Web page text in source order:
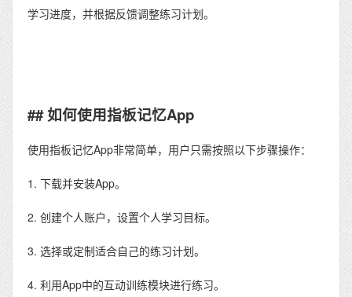
学习进度，并根据反馈调整练习计划。
## 如何使用指板记忆App
使用指板记忆App非常简单，用户只需按照以下步骤操作：
1. 下载并安装App。
2. 创建个人账户，设置个人学习目标。
3. 选择或定制适合自己的练习计划。
4. 利用App中的互动训练模块进行练习。